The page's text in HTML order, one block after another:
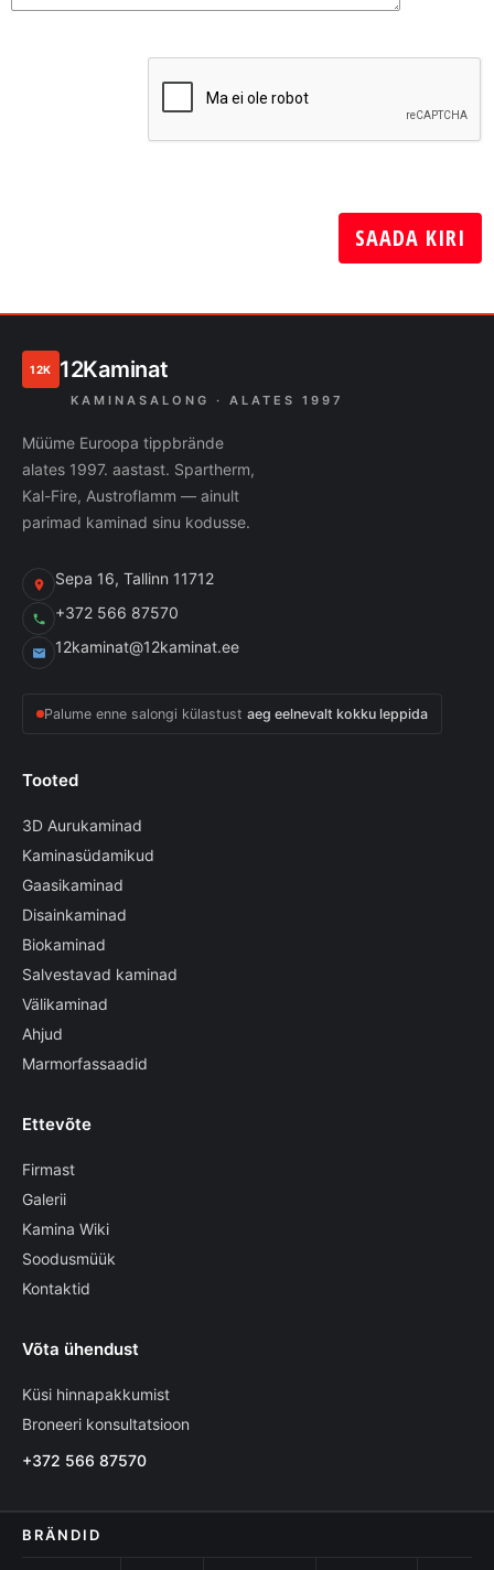
12K 12Kaminat
KAMINASALONG · ALATES 1997
Müüme Euroopa tippbrände
alates 1997. aastast. Spartherm,
Kal-Fire, Austroflamm — ainult
parimad kaminad sinu kodusse.
Sepa 16, Tallinn 11712
+372 566 87570
12kaminat@12kaminat.ee
Palume enne salongi külastust aeg eelnevalt kokku leppida
Tooted
3D Aurukaminad
Kaminasüdamikud
Gaasikaminad
Disainkaminad
Biokaminad
Salvestavad kaminad
Välikaminad
Ahjud
Marmorfassaadid
Ettevõte
Firmast
Galerii
Kamina Wiki
Soodusmüük
Kontaktid
Võta ühendust
Küsi hinnapakkumist
Broneeri konsultatsioon
+372 566 87570
BRÄNDID